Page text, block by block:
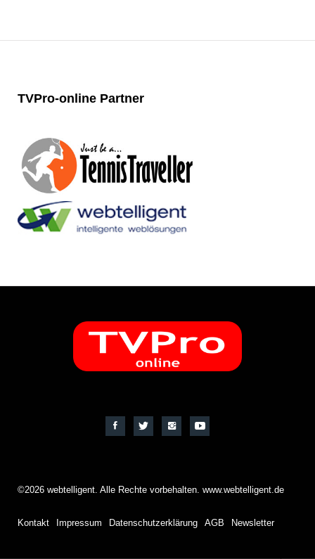
TVPro-online Partner
©2026 webtelligent. Alle Rechte vorbehalten. www.webtelligent.de
Kontakt Impressum Datenschutzerklärung AGB Newsletter